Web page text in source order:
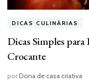
DICAS CULINÁRIAS
Dicas Simples para
Crocante
porDona de casa criativa